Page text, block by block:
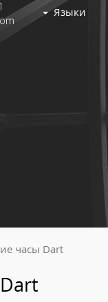
Языки
часы Dart